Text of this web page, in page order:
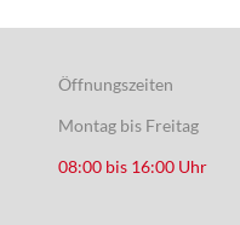
Öffnungszeiten
Montag bis Freitag
08:00 bis 16:00 Uhr